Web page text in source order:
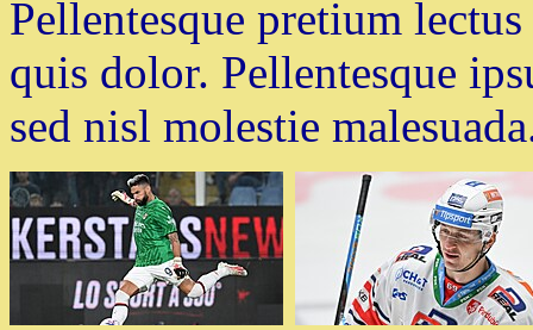
Pellentesque pretium
quis dolor. Pellentesque
sed nisl molestie